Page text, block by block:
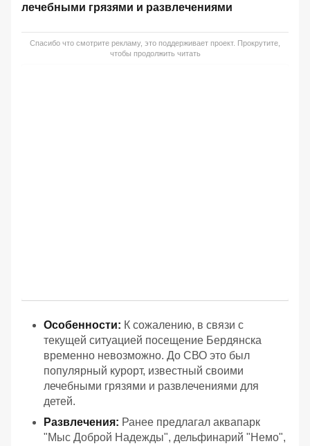
лечебными грязями и развлечениями
Спасибо что смотрите рекламу, это поддерживает проект. Прокрутите,
чтобы продолжить читать
Особенности: К сожалению, в связи с
текущей ситуацией посещение Бердянска
временно невозможно. До СВО это был
популярный курорт, известный своими
лечебными грязями и развлечениями для
детей.
Развлечения: Ранее предлагал аквапарк
"Мыс Доброй Надежды", дельфинарий "Немо",